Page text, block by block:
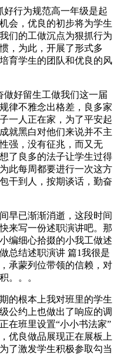
行为规范高一年级是起
会，优良的初步将为学生
们的工做沉点为狠抓行为
，为此，开展了形式多
育学生的团队和优良的风
好留生工做我们这一届
律不雅念出格差，良多家
一人正在家，为了平安起
就黑白对他们来说并不主
强，没有征兆，而又无
了良多的法子让学生过得
此每周都要进行一次这方
干到人，按期谈话，勤奋
已渐渐消逝，这段时间
来写一份述职演讲吧。那
编细心拾掇的小我工做述
总结述职演讲 篇1我很是
承蒙列位带领的信赖，对
。。。
根本上我对班里的学生
公约上也做出了响应的调
在班里设置“小小书法家”
优良做品展现正在展板上
了激发学生积极参取勾当